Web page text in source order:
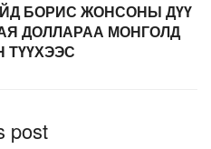
БОРИС ЖОНСОНЫ ДҮҮ
ДОЛЛАРАА МОНГОЛД
ТҮҮХЭЭС
post